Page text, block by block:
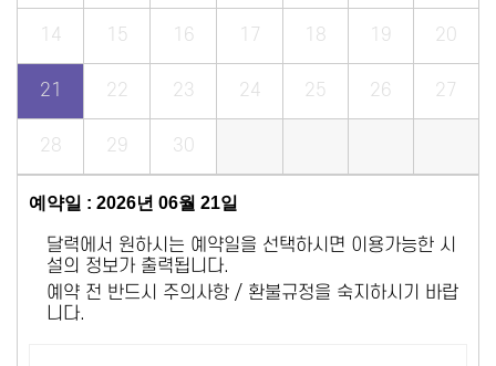
14 15 16 17 18 19 20
21 22 23 24 25 26 27
28 29 30
예약일 : 2026년 06월 21일
달력에서 원하시는 예약일을 선택하시면 이용가능한 시
설의 정보가 출력됩니다.
예약 전 반드시 주의사항 / 환불규정을 숙지하시기 바랍
니다.